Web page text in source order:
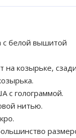
с белой вышитой
на козырьке,
с голограммой.
нитью.